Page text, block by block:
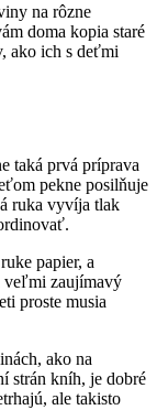
na rôzne
doma kopia staré
ako ich s deťmi
taká prvá príprava
pekne posilňuje
ruka vyvíja tlak
papier, a
veľmi zaujímavý
proste musia
ako na
strán kníh, je dobré
ale takisto